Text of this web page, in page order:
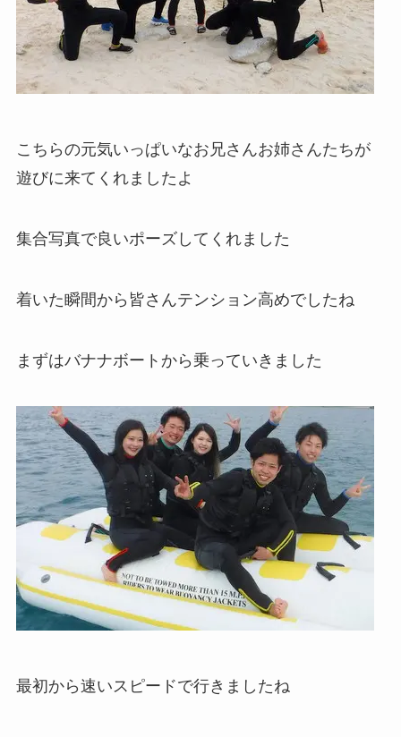
こちらの元気いっぱいなお兄さんお姉さんたちが
遊びに来てくれましたよ
集合写真で良いポーズしてくれました
着いた瞬間から皆さんテンション高めでしたね
まずはバナナボートから乗っていきました
最初から速いスピードで行きましたね